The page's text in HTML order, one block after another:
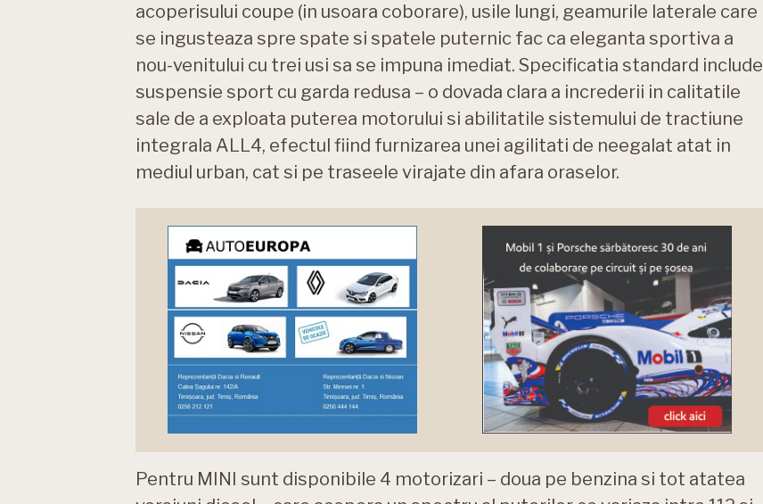
acoperisului coupe (in usoara coborare), usile lungi, geamurile laterale care
se ingusteaza spre spate si spatele puternic fac ca eleganta sportiva a
nou-venitului cu trei usi sa se impuna imediat. Specificatia standard include
suspensie sport cu garda redusa – o dovada clara a increderii in calitatile
sale de a exploata puterea motorului si abilitatile sistemului de tractiune
integrala ALL4, efectul fiind furnizarea unei agilitati de neegalat atat in
mediul urban, cat si pe traseele virajate din afara oraselor.
Pentru MINI sunt disponibile 4 motorizari – doua pe benzina si tot atatea